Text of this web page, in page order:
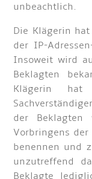
unbeachtlich.
Die Klägerin
der IP-
Insoweit wird
Beklagten
Klägerin
der Beklagten
Vorbringens
benennen und
unzutreffend
Beklagte